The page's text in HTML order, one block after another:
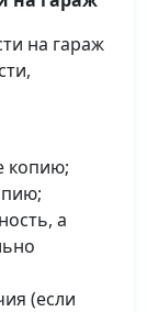
на гараж
копию;
а
(если